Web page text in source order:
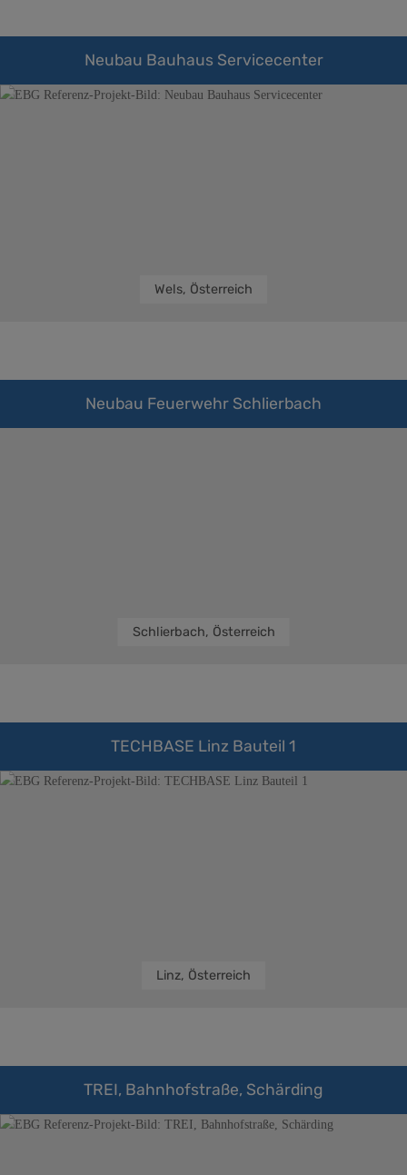
Neubau Bauhaus Servicecenter
Wels, Österreich
Neubau Feuerwehr Schlierbach
Schlierbach, Österreich
TECHBASE Linz Bauteil 1
Linz, Österreich
TREI, Bahnhofstraße, Schärding